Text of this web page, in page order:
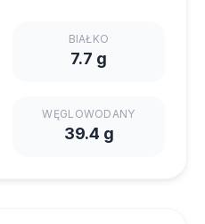
BIAŁKO
7.7 g
WĘGLOWODANY
39.4 g